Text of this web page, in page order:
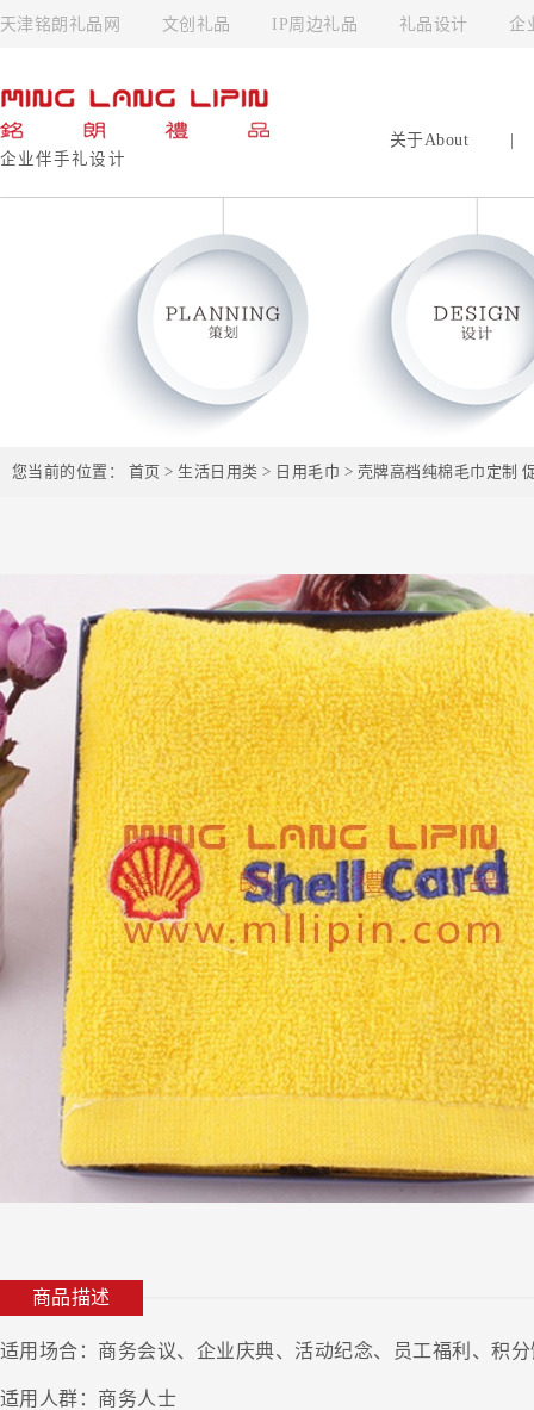
天津铭朗礼品网 文创礼品 IP周边礼品 礼品设计 企
企业伴手礼设计
关于About
您当前的位置： 首页 > 生活日用类> 日用毛巾 > 壳牌高档纯棉毛巾定制
商品描述
适用场合：商务会议、企业庆典、活动纪念、员工福利、积
适用人群：商务人士